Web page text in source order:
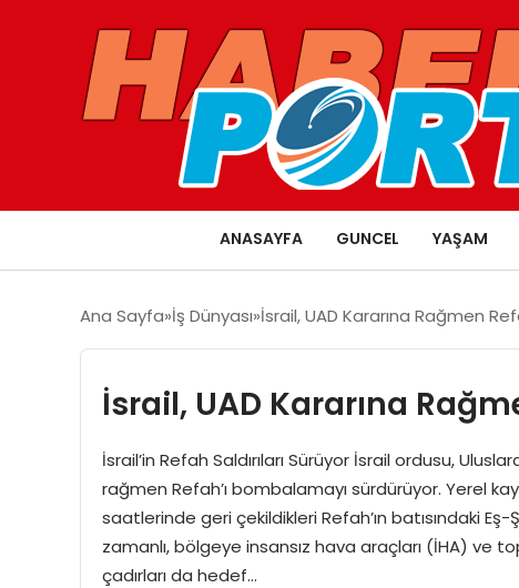
ANASAYFA GUNCEL YAŞAM
Ana Sayfa İş Dünyası İsrail, UAD Kararına Rağmen
İsrail, UAD Kararına
İsrail’in Refah Saldırıları Sürüyor İsrail ordusu,
rağmen Refah’ı bombalamayı sürdürüyor. Yerel
saatlerinde geri çekildikleri Refah’ın batısındaki
zamanlı, bölgeye insansız hava araçları (İHA) ve
çadırları da hedef…